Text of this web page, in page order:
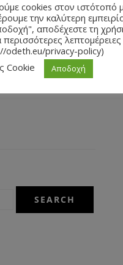
Lobbying: Μια Σύνθετη
Διεργασία και οι
Επιπτώσεις της
cookies στον ιστότοπό
την καλύτερη
αποδέχεστε τη
λεπτομέρειες
odeth.eu/privacy-policy)
Cookie
Αποδοχή